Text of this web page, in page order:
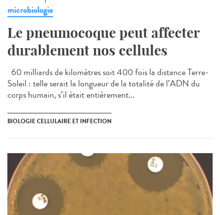
microbiologie
Le pneumocoque peut affecter
durablement nos cellules
60 milliards de kilomètres soit 400 fois la distance Terre-
Soleil : telle serait la longueur de la totalité de l’ADN du
corps humain, s’il était entièrement...
BIOLOGIE CELLULAIRE ET INFECTION